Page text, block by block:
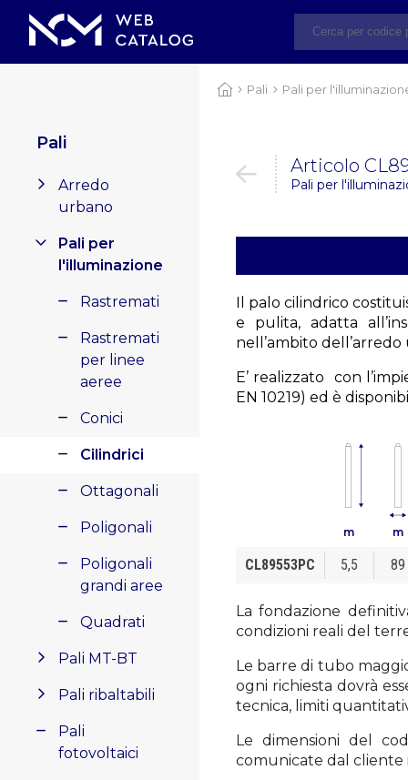
Pali
Arredo
urbano
Pali per
l'illuminazione
Rastremati
Rastremati
per linee
aeree
Conici
Cilindrici
Ottagonali
Poligonali
Poligonali
grandi aree
Quadrati
Pali MT-BT
Pali ribaltabili
Pali
fotovoltaici
Pali Pali per
Articolo
Pali per
Il palo cilindrico
e pulita, adatta
nell’ambito dell’arredo
E’ realizzato con
EN 10219) ed è
La fondazione
condizioni reali del
Le barre di tubo
ogni richiesta dovrà
tecnica, limiti
Le dimensioni del
comunicate dal cliente
m m
CL89553PC 5,5 89